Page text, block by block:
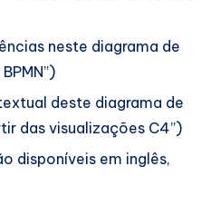
neste diagrama de
deste diagrama de
das visualizações C4”)
disponíveis em inglês,